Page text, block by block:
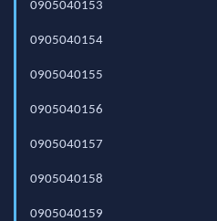
0905040153
0905040154
0905040155
0905040156
0905040157
0905040158
0905040159